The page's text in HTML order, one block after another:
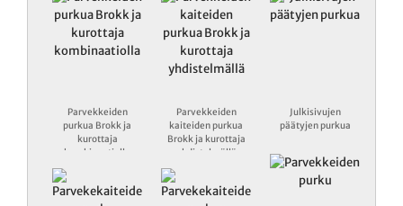
Parvekkeiden
purkua Brokk ja
kurottaja
kombinaatiolla
Parvekkeiden
kaiteiden purkua
Brokk ja kurottaja
yhdistelmällä
Julkisivujen
päätyjen purkua